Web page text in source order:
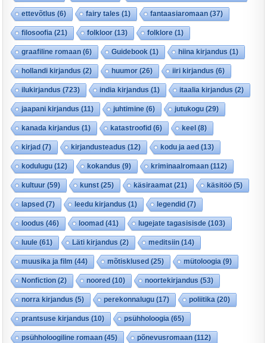
ettevõtlus (6) fairy tales (1) fantaasiaromaan (37)
filosoofia (21) folkloor(13) folklore (1)
graafiline romaan (6) Guidebook (1) hiina kirjandus (1)
hollandi kirjandus (2) huumor(26) iiri kirjandus (6)
ilukirjandus (723) india kirjandus (1) itaalia kirjandus (2)
jaapani kirjandus (11) juhtimine (6) jutukogu (29)
kanada kirjandus (1) katastroofid (6) keel (8)
kirjad (7) kirjandusteadus (12) kodu ja aed (13)
kodulugu (12) kokandus (9) kriminaalromaan (112)
kultuur(59) kunst(25) käsiraamat(21) käsitöö (5)
lapsed (7) leedu kirjandus (1) legendid (7)
loodus (46) loomad (41) lugejate tagasisisde (103)
luule (61) Läti kirjandus (2) meditsiin (14)
muusika ja film (44) mõtisklused (25) mütoloogia (9)
Nonfiction (2) noored (10) noortekirjandus (53)
norra kirjandus (5) perekonnalugu (17) poliitika (20)
prantsuse kirjandus (10) psühholoogia (65)
psühholoogiline romaan (45) põnevusromaan (112)